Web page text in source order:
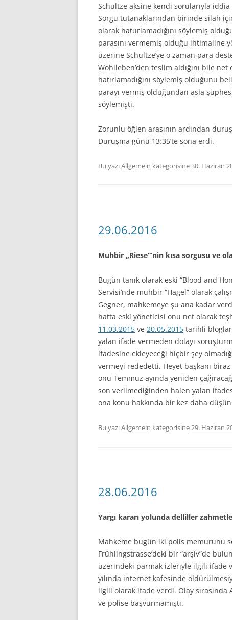
Schultze aksine kendi sorularıyla
Sorgu tutanaklarından birinde silah
olarak haturlamadığını söylemiş
parasını vermemiş olduğu ihtimaline
üzerine Schultze’ye o zaman para
Wohlleben’den teslim aldığını bile
hatırlamadığını söylemiş olduğunu
parayı vermiş olduğundan asla şüphesi
söylemişti.
Zorunlu öğlen arasının ardından
Duruşma günü 13:35’te sona erdi.
Bu yazıAllgemein kategorisine30. Haziran
29.06.2016
Muhbir „Riese“’nin kısa sorgusu ve
Bugün tanık olarak eski “Blood and
Servisi’nde muhbir “Hagel” olarak
Gegner, mahkemeye şu ana kadar
hatta eski yöneticisi onu net olarak
11.03.2015 ve 20.05.2015 tarihli
yalan ifade vermeden dolayı
ifadesine ekleyeceği hiçbir şey
vermeyi rededetti. Heyet başkanı
onu Temmuz ayında yeniden
son verilmediğinden halen yalan
ona konu hakkında bir kez daha
Bu yazıAllgemein kategorisine29. Haziran
28.06.2016
Yargı kararı yolunda delliller
Mahkeme bugün iki polis memurunu
Frühlingstrasse’deki bir “arşiv”de
üzerindeki parmak izleriyle ilgili ifade
yılında internet kafesinde
ilgili olarak ifade verdi. Olay sırasında
ve polise başvurmamıştı.